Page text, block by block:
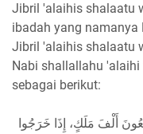
Jibril 'alaihis shalaatu
ibadah yang namanya
Jibril 'alaihis shalaatu
Nabi shallallahu
sebagai berikut:
أَلْفَ مَلَكٍ، إِذَا خَرَجُوا